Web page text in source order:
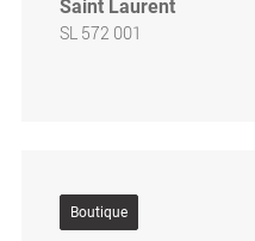
Saint Laurent
SL 572 001
Boutique